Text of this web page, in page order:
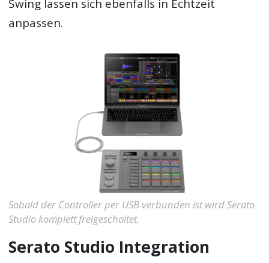
Swing lassen sich ebenfalls in Echtzeit
anpassen.
Sobald der Controller per USB verbunden ist wird Serato
Studio komplett freigeschaltet.
Serato Studio Integration